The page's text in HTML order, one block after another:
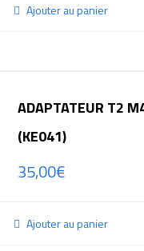
Ajouter au panier
ADAPTATEUR T2
(KE041)
35,00€
Ajouter au panier